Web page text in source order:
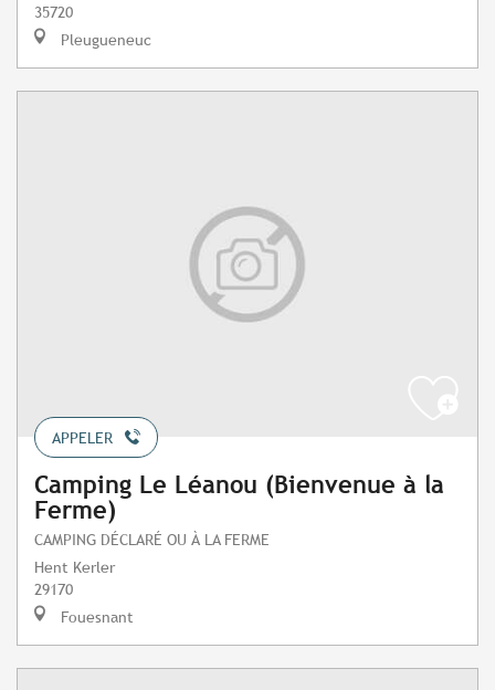
35720
Pleugueneuc
APPELER
Camping Le Léanou (Bienvenue à la
Ferme)
CAMPING DÉCLARÉ OU À LA FERME
Hent Kerler
29170
Fouesnant